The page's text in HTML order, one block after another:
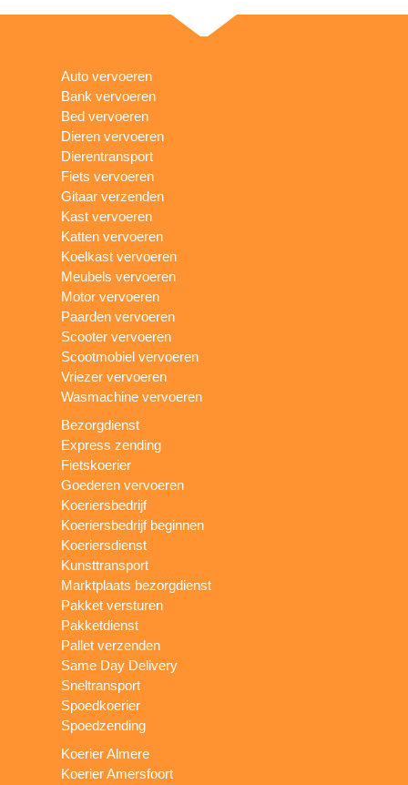
Auto vervoeren
Bank vervoeren
Bed vervoeren
Dieren vervoeren
Dierentransport
Fiets vervoeren
Gitaar verzenden
Kast vervoeren
Katten vervoeren
Koelkast vervoeren
Meubels vervoeren
Motor vervoeren
Paarden vervoeren
Scooter vervoeren
Scootmobiel vervoeren
Vriezer vervoeren
Wasmachine vervoeren
Bezorgdienst
Express zending
Fietskoerier
Goederen vervoeren
Koeriersbedrijf
Koeriersbedrijf beginnen
Koeriersdienst
Kunsttransport
Marktplaats bezorgdienst
Pakket versturen
Pakketdienst
Pallet verzenden
Same Day Delivery
Sneltransport
Spoedkoerier
Spoedzending
Koerier Almere
Koerier Amersfoort